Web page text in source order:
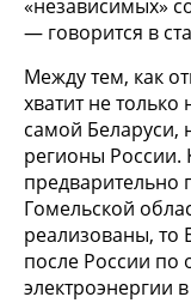
«независимых»
— говорится в
Между тем, как
хватит не
самой Беларуси,
регионы России.
предварительно
Гомельской
реализованы, то
после России по
электроэнергии